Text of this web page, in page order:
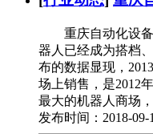
重庆自动化设备
器人已经成为搭档
布的数据显现，
场上销售，是2012
最大的机器人商场
发布时间：2018-